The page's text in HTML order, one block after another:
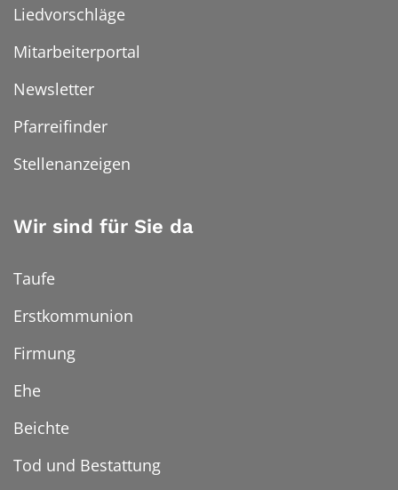
Liedvorschläge
Mitarbeiterportal
Newsletter
Pfarreifinder
Stellenanzeigen
Wir sind für Sie da
Taufe
Erstkommunion
Firmung
Ehe
Beichte
Tod und Bestattung